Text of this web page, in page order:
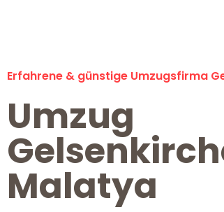
Erfahrene & günstige Umzugsfirma
Umzug
Malatya